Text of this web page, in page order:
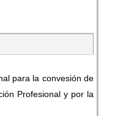
para la convesión de
Profesional y por la